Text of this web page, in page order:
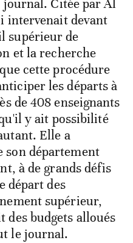
Citée par Al
intervenait devant
supérieur de
et la recherche
cette procédure
les départs à
de 408 enseignants
y ait possibilité
Elle a
son département
à de grands défis
départ des
supérieur,
des budgets alloués
le journal.